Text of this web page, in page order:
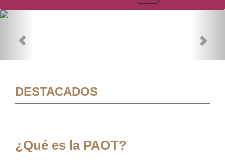
DESTACADOS
¿Qué es la PAOT?